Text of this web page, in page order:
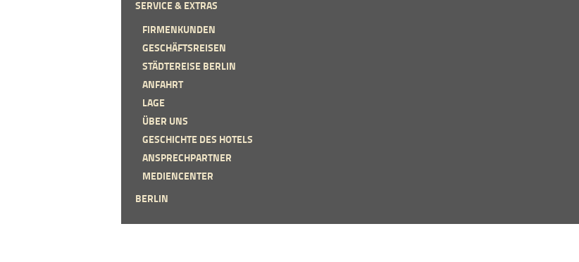
SERVICE & EXTRAS
FIRMENKUNDEN
GESCHÄFTSREISEN
STÄDTEREISE BERLIN
ANFAHRT
LAGE
ÜBER UNS
GESCHICHTE DES HOTELS
ANSPRECHPARTNER
MEDIENCENTER
BERLIN